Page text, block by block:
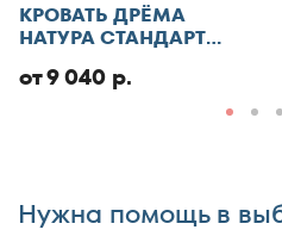
150x185
150x186
150x190
150x220
КРОВАТЬ ДРЁМА
НАТУРА СТАНДАРТ
от 9 040 р.
Нужна помощь в